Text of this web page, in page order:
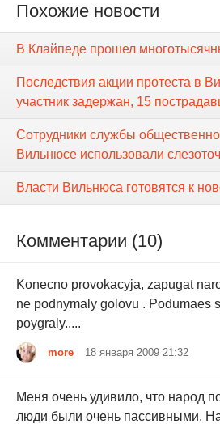
Похожие новости
В Клайпеде прошел
Последствия акции протеста в
участник задержан, 15
Сотрудники службы
Вильнюсе использовали
Власти Вильнюса готовятся к
Комментарии (10)
Konecno provokacyja, zapugat
ne podnymaly golovu . Podumaes
poygraly.....
more 18 января 2009 21:32
Меня очень удивило, что народ
люди были очень пассивными.